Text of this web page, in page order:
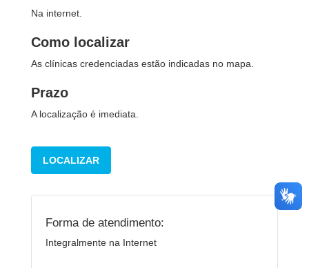
Na internet.
Como localizar
As clínicas credenciadas estão indicadas no mapa.
Prazo
A localização é imediata.
LOCALIZAR
Forma de atendimento:
Integralmente na Internet